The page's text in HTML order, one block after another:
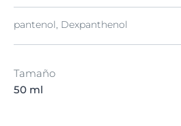
pantenol, Dexpanthenol
Tamaño
50 ml